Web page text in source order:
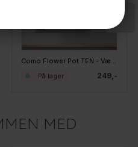
Como Flower Pot TEN - Væghængt vase i metal, Hvid
249,-
På lager
MED